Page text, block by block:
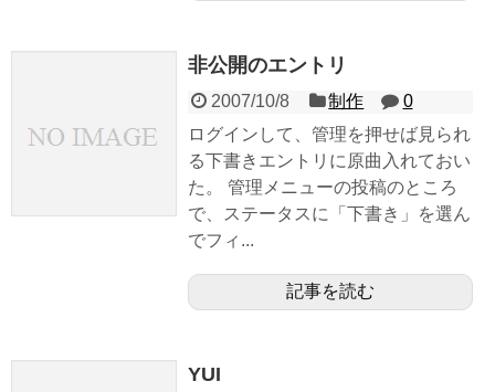
非公開のエントリ
2007/10/8 制作
0
ログインして、管理を押せば見られ
る下書きエントリに原曲入れておい
た。 管理メニューの投稿のところ
で、ステータスに「下書き」を選ん
でフィ...
記事を読む
YUI